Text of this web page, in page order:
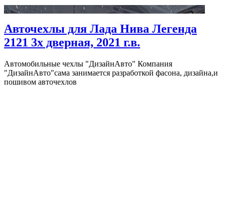
Авточехлы для Лада Нива Легенда
2121 3х дверная, 2021 г.в.
Автомобильные чехлы "ДизайнАвто" Компания
"ДизайнАвто"сама занимается разработкой фасона, дизайна,и
пошивом авточехлов